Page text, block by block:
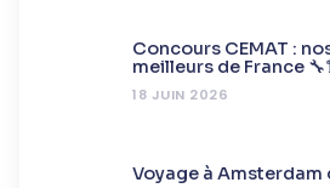
Concours CEMAT :
meilleurs de France
18 JUIN 2026
Voyage à